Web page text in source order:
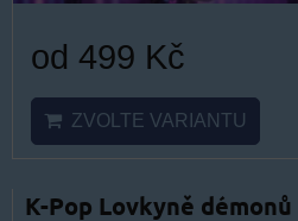
od 499 Kč
ZVOLTE VARIANTU
K-Pop Lovkyně